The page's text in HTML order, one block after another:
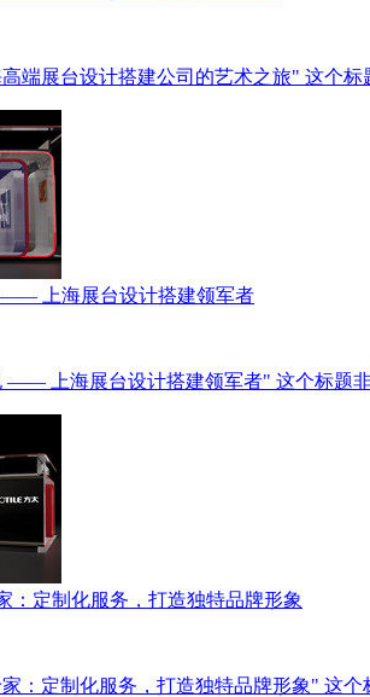
端展台设计搭建公司的艺术之旅" 这个
上海展台设计搭建领军者
—— 上海展台设计搭建领军者" 这个标题
：定制化服务，打造独特品牌形象
：定制化服务，打造独特品牌形象" 这